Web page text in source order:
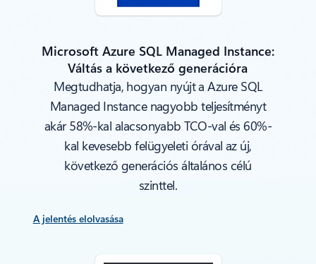
Microsoft Azure SQL Managed Instance:
Váltás a következő generációra
Megtudhatja, hogyan nyújt a Azure SQL
Managed Instance nagyobb teljesítményt
akár 58%-kal alacsonyabb TCO-val és 60%-
kal kevesebb felügyeleti órával az új,
következő generációs általános célú
szinttel.
A jelentés elolvasása